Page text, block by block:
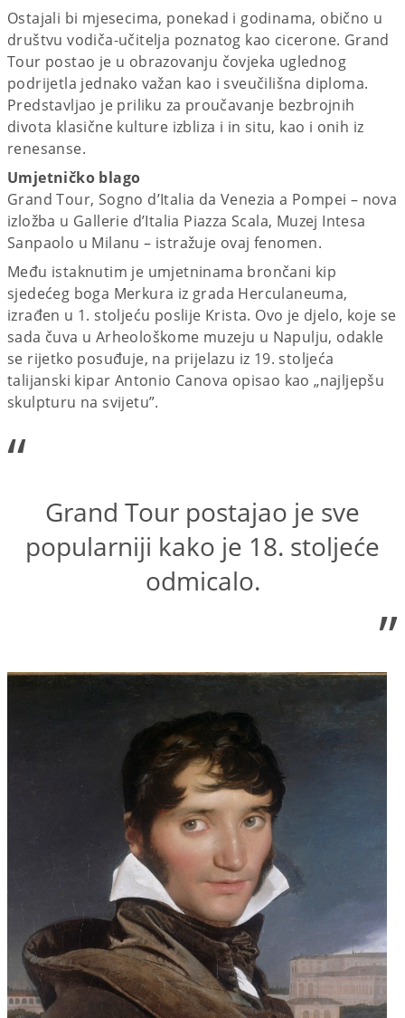
Ostajali bi mjesecima, ponekad i godinama, obično u
društvu vodiča-učitelja poznatog kao cicerone. Grand
Tour postao je u obrazovanju čovjeka uglednog
podrijetla jednako važan kao i sveučilišna diploma.
Predstavljao je priliku za proučavanje bezbrojnih
divota klasične kulture izbliza i in situ, kao i onih iz
renesanse.
Umjetničko blago
Grand Tour, Sogno d’Italia da Venezia a Pompei – nova
izložba u Gallerie d’Italia Piazza Scala, Muzej Intesa
Sanpaolo u Milanu – istražuje ovaj fenomen.
Među istaknutim je umjetninama brončani kip
sjedećeg boga Merkura iz grada Herculaneuma,
izrađen u 1. stoljeću poslije Krista. Ovo je djelo, koje se
sada čuva u Arheološkome muzeju u Napulju, odakle
se rijetko posuđuje, na prijelazu iz 19. stoljeća
talijanski kipar Antonio Canova opisao kao „najljepšu
skulpturu na svijetu”.
“
Grand Tour postajao je sve
popularniji kako je 18. stoljeće
odmicalo.
”